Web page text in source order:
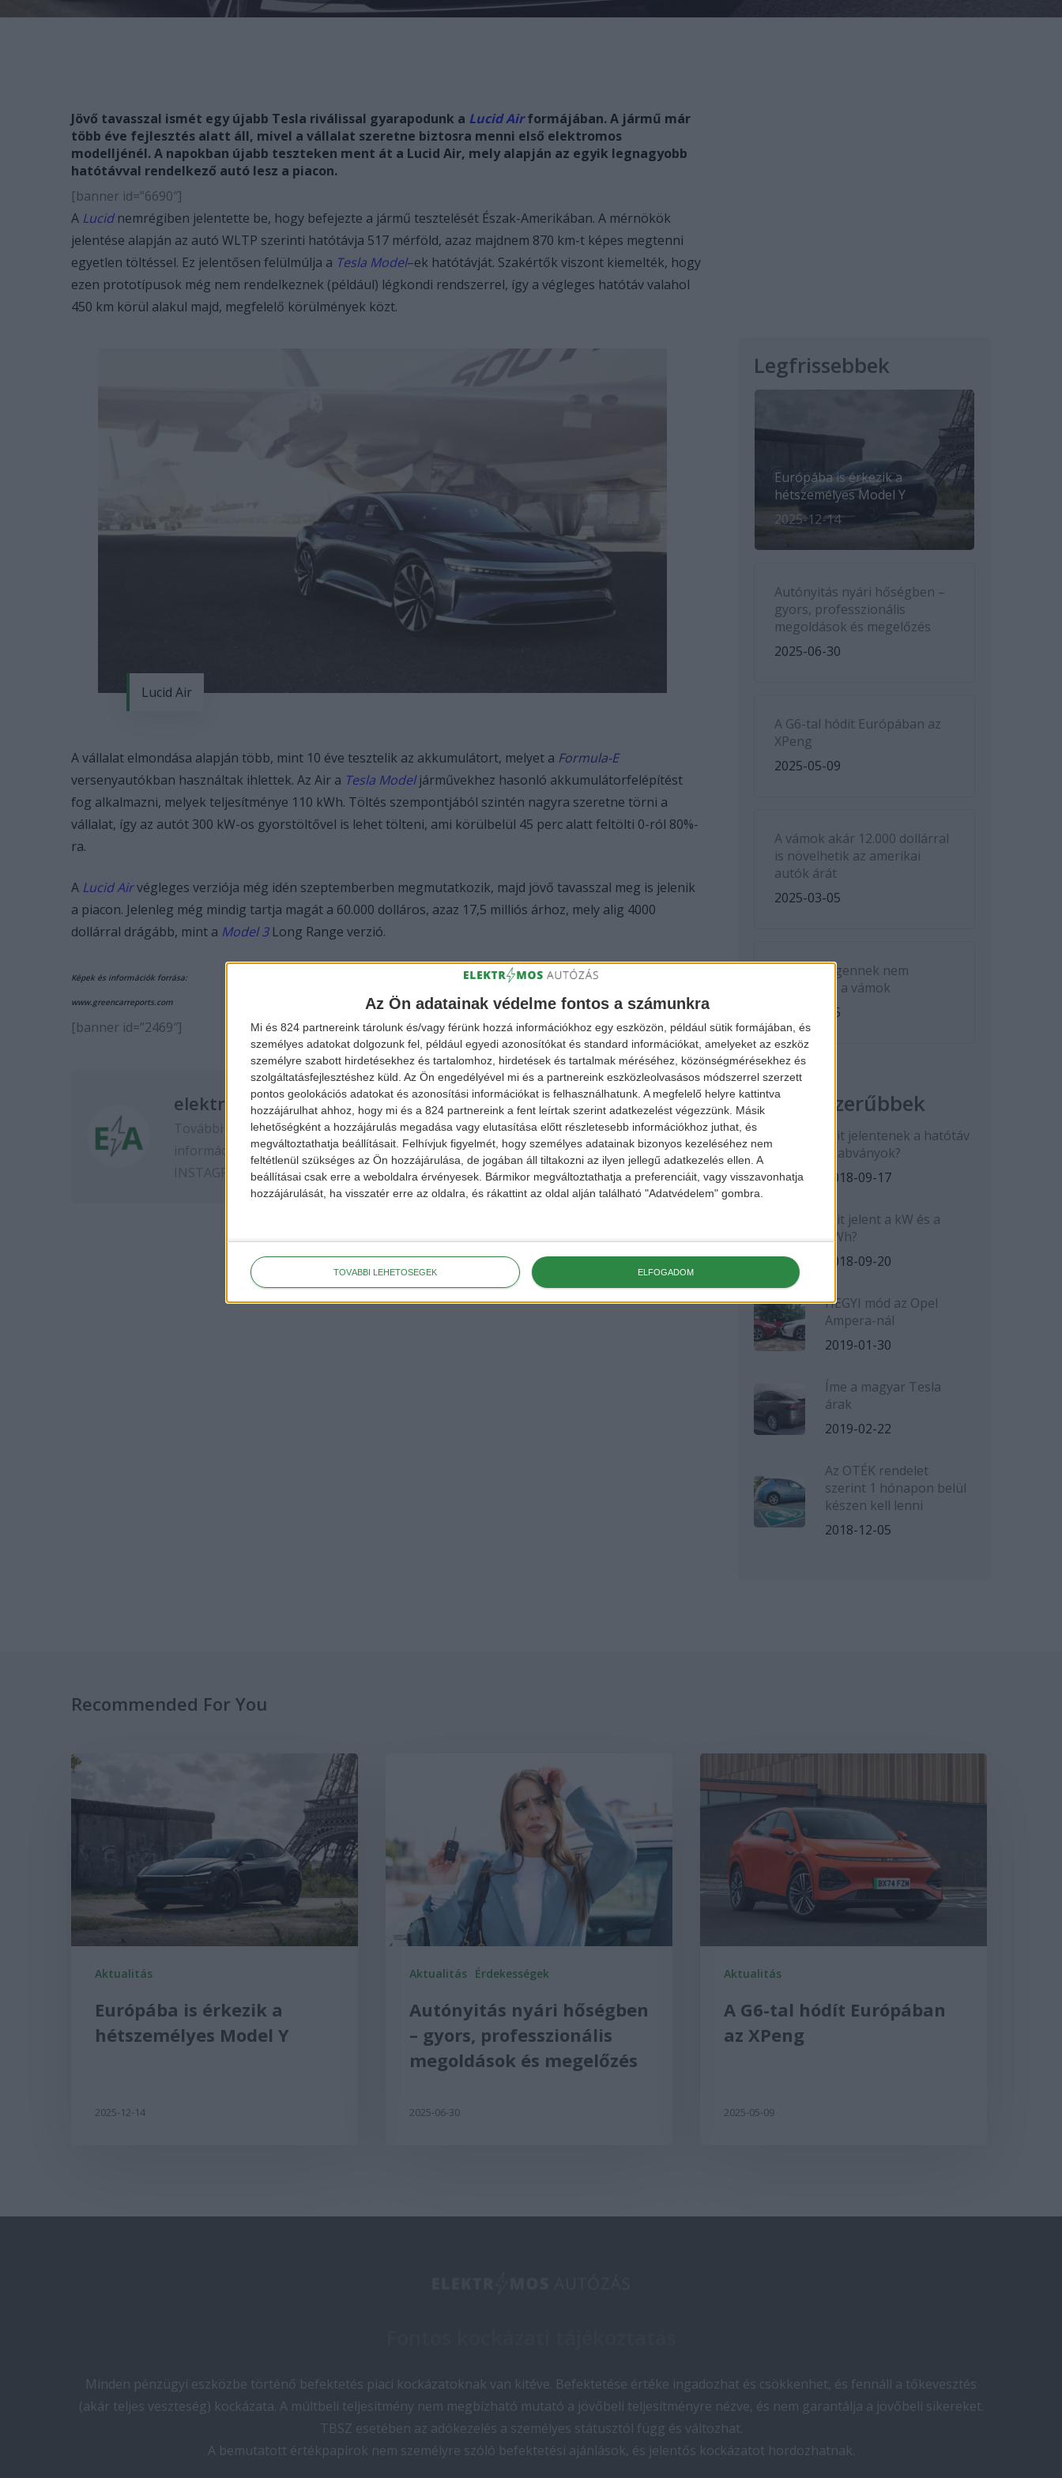
Az Ön adatainak védelme fontos a számunkra
Mi és 824 partnereink tárolunk és/vagy férünk hozzá információkhoz egy eszközön, például sütik formájában, és
személyes adatokat dolgozunk fel, például egyedi azonosítókat és standard információkat, amelyeket az eszköz
személyre szabott hirdetésekhez és tartalomhoz, hirdetések és tartalmak méréséhez, közönségmérésekhez és
szolgáltatásfejlesztéshez küld. Az Ön engedélyével mi és a partnereink eszközleolvasásos módszerrel szerzett
pontos geolokációs adatokat és azonosítási információkat is felhasználhatunk. A megfelelő helyre kattintva
hozzájárulhat ahhoz, hogy mi és a 824 partnereink a fent leírtak szerint adatkezelést végezzünk. Másik
lehetőségként a hozzájárulás megadása vagy elutasítása előtt részletesebb információkhoz juthat, és
megváltoztathatja beállításait. Felhívjuk figyelmét, hogy személyes adatainak bizonyos kezeléséhez nem
feltétlenül szükséges az Ön hozzájárulása, de jogában áll tiltakozni az ilyen jellegű adatkezelés ellen. A
beállításai csak erre a weboldalra érvényesek. Bármikor megváltoztathatja a preferenciáit, vagy visszavonhatja
hozzájárulását, ha visszatér erre az oldalra, és rákattint az oldal alján található "Adatvédelem" gombra.
TOVÁBBI LEHETŐSÉGEK ELFOGADOM
Jövő tavasszal ismét egy újabb Tesla riválissal gyarapodunk a Lucid Airformájában. A jármű már
több éve fejlesztés alatt áll, mivel a vállalat szeretne biztosra menni első elektromos
modelljénél. A napokban újabb teszteken ment át a Lucid Air, mely alapján az egyik legnagyobb
hatótávval rendelkező autó lesz a piacon.
[banner id=”6690″]
A Lucid nemrégiben jelentette be, hogy befejezte a jármű tesztelését Észak-Amerikában. A mérnökök
jelentése alapján az autó WLTP szerinti hatótávja 517 mérföld, azaz majdnem 870 km-t képes megtenni
egyetlen töltéssel. Ez jelentősen felülmúlja a Tesla Model–ek hatótávját. Szakértők viszont kiemelték, hogy
ezen prototípusok még nem rendelkeznek (például) légkondi rendszerrel, így a végleges hatótáv valahol
450 km körül alakul majd, megfelelő körülmények közt.
Lucid Air
A vállalat elmondása alapján több, mint 10 éve tesztelik az akkumulátort, melyet a Formula-E
versenyautókban használtak ihlettek. Az Air a Tesla Modeljárművekhez hasonló akkumulátorfelépítést
fog alkalmazni, melyek teljesítménye 110 kWh. Töltés szempontjából szintén nagyra szeretne törni a
vállalat, így az autót 300 kW-os gyorstöltővel is lehet tölteni, ami körülbelül 45 perc alatt feltölti 0-ról 80%-
ra.
A Lucid Airvégleges verziója még idén szeptemberben megmutatkozik, majd jövő tavasszal meg is jelenik
a piacon. Jelenleg még mindig tartja magát a 60.000 dolláros, azaz 17,5 milliós árhoz, mely alig 4000
dollárral drágább, mint a Model 3Long Range verzió.
Képek és információk forrása:
www.greencarreports.com
[banner id=”2469″]
elektromos-autozas.hu
További elektromos autós hírekért,
információkért kövess minket aFACEBOOKés
INSTAGRAM
oldalon.
Legfrissebbek
Európába is érkezik a
hétszemélyes Model Y
2025-12-14
Autónyitás nyári hőségben –
gyors, professzionális
megoldások és megelőzés
2025-06-30
A G6-tal hódít Európában az
XPeng
2025-05-09
A vámok akár 12.000 dollárral
is növelhetik az amerikai
autók árát
2025-03-05
A Volkswagennek nem
kedveznek a vámok
2025-03-05
Legnépszerűbbek
Mit jelentenek a hatótáv
szabványok?
2018-09-17
Mit jelent a kW és a
kWh?
2018-09-20
HEGYI mód az Opel
Ampera-nál
2019-01-30
Íme a magyar Tesla
árak
2019-02-22
Az OTÉK rendelet
szerint 1 hónapon belül
készen kell lenni
2018-12-05
Recommended For You
Aktualitás
Európába is érkezik a
hétszemélyes Model Y
2025-12-14
Aktualitás Érdekességek
Autónyitás nyári hőségben
– gyors, professzionális
megoldások és megelőzés
2025-06-30
Aktualitás
A G6-tal hódít Európában
az XPeng
2025-05-09
Minden pénzügyi eszközbe történő befektetés piaci kockázatoknak van kitéve. Befektetése értéke ingadozhat és csökkenhet, és fennáll a tőkevesztés
(akár teljes veszteség) kockázata. A múltbeli teljesítmény nem megbízható mutató a jövőbeli teljesítményre nézve, és nem garantálja a jövőbeli sikereket.
TBSZ esetében az adókezelés a személyes státusztól függ és változhat.
A bemutatott értékpapírok nem személyre szóló befektetési ajánlások, és jelentős kockázatot hordozhatnak.